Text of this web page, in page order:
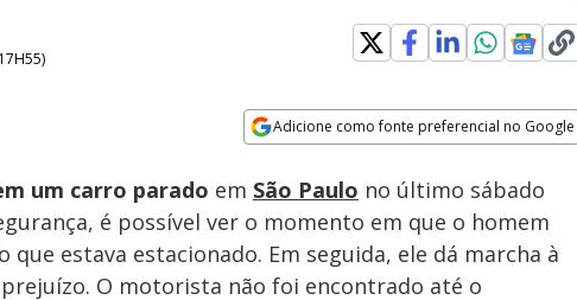
)
Adicione como fonte preferencial no Google
Velocidade
um carro parado em São Paulo no último sábado
é possível ver o momento em que o homem
estava estacionado. Em seguida, ele dá marcha à
O motorista não foi encontrado até o